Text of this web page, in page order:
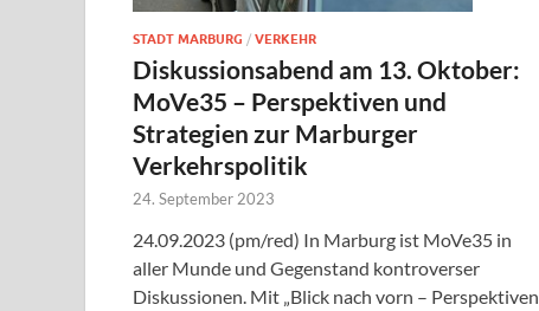
STADT MARBURG / VERKEHR
Diskussionsabend am 13. Oktober:
MoVe35 – Perspektiven und
Strategien zur Marburger
Verkehrspolitik
24. September 2023
24.09.2023 (pm/red) In Marburg ist MoVe35 in
aller Munde und Gegenstand kontroverser
Diskussionen. Mit „Blick nach vorn – Perspektiven